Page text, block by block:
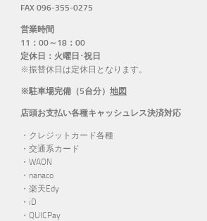
FAX 096-355-0275
営業時間
11：00～18：00
定休日：火曜日･祝日
※振替休日は定休日となります。
※駐車場完備（5台分） 地図
店頭お支払い各種キャッシュレス決済対応
・クレジットカード各種
・交通系カード
・WAON
・nanaco
・楽天Edy
・iD
・QUICPay